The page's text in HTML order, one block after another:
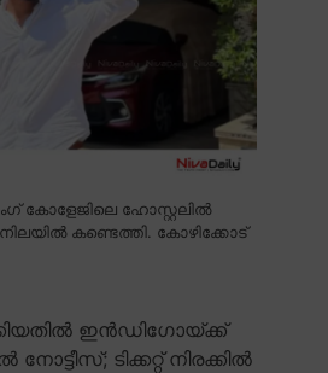
കോളേജിലെ ഹോസ്റ്റലിൽ
നിലയിൽ കണ്ടെത്തി. കോഴിക്കോട്
ഇൻഡിഗോയ്ക്ക്
ടിക്കറ്റ് നിരക്കിൽ